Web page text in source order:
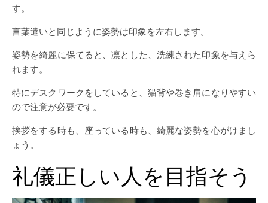
す。
言葉遣いと同じように姿勢は印象を左右します。
姿勢を綺麗に保てると、凛とした、洗練された印象を与えら
れます。
特にデスクワークをしていると、猫背や巻き肩になりやすい
ので注意が必要です。
挨拶をする時も、座っている時も、綺麗な姿勢を心がけまし
ょう。
礼儀正しい人を目指そう